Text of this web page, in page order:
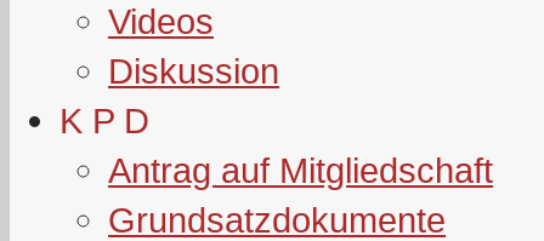
Videos
Diskussion
K P D
Antrag auf Mitgliedschaft
Grundsatzdokumente